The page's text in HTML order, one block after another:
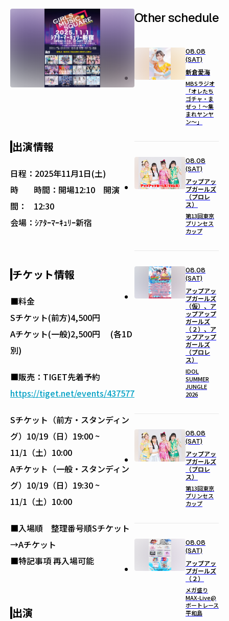
出演情報
日程： 2025年11月1日(土)
時
間：
時間：開場12:10 開演
12:30
会場： ｼｱﾀｰﾏｰｷｭﾘｰ新宿
チケット情報
■料金
Sチケット(前方)4,500円
Aチケット(一般)2,500円 (各1D
別)
■販売：TIGET先着予約
https://tiget.net/events/437577
Sチケット（前方・スタンディン
グ）10/19（日）19:00 ~
11/1（土）10:00
Aチケット（一般・スタンディン
グ）10/19（日）19:30 ~
11/1（土）10:00
■入場順 整理番号順Sチケット
→Aチケット
■特記事項 再入場可能
出演
Other schedule
08.08
(SAT)
新倉愛海
MBSラジオ
「オレたち
ゴチャ・ま
ぜっ！～集
まれヤンヤ
ン～」
08.08
(SAT)
アップアッ
プガールズ
（プロレ
ス）
第13回東京
プリンセス
カップ
08.08
(SAT)
アップアッ
プガールズ
（仮）、ア
ップアップ
ガールズ
（２）、ア
ップアップ
ガールズ
（プロレ
ス）
IDOL
SUMMER
JUNGLE
2026
08.08
(SAT)
アップアッ
プガールズ
（プロレ
ス）
第13回東京
プリンセス
カップ
08.08
(SAT)
アップアッ
プガールズ
（２）
メガ盛り
MAX-Live@
ボートレース
平和島